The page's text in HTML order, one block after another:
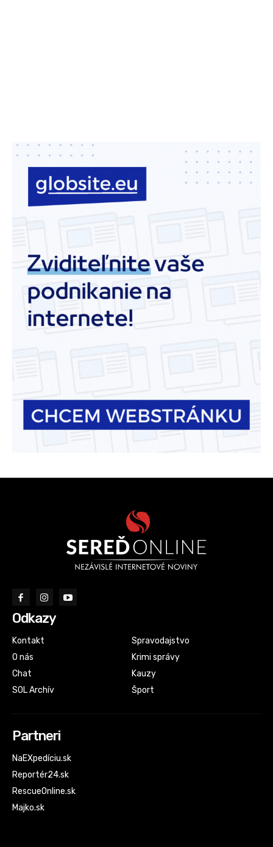
Odkazy
Kontakt
O nás
Chat
SOL Archív
Spravodajstvo
Krimi správy
Kauzy
Šport
Partneri
NaEXpedíciu.sk
Reportér24.sk
RescueOnline.sk
Majko.sk